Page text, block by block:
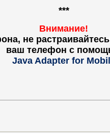
***
Внимание!
не
ваш телефон с
Java Adapter for